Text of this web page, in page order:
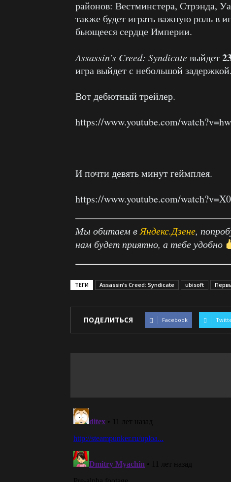
районов: Вестминстера, Стрэнда,
также будет играть важную роль в
бьющееся сердце Империи.
Assassin’s Creed: Syndicateвыйдет
игра выйдет с небольшой задержкой.
Вот дебютный трейлер.
https://www.youtube.com/
И почти девять минут геймплея.
https://www.youtube.com/
Мы обитаем в Яндекс.Дзене,
нам будет приятно, а тебе удобно
ТЕГИ Assassin’s Creed: Syndicate ubisoft
ПОДЕЛИТЬСЯ Facebook